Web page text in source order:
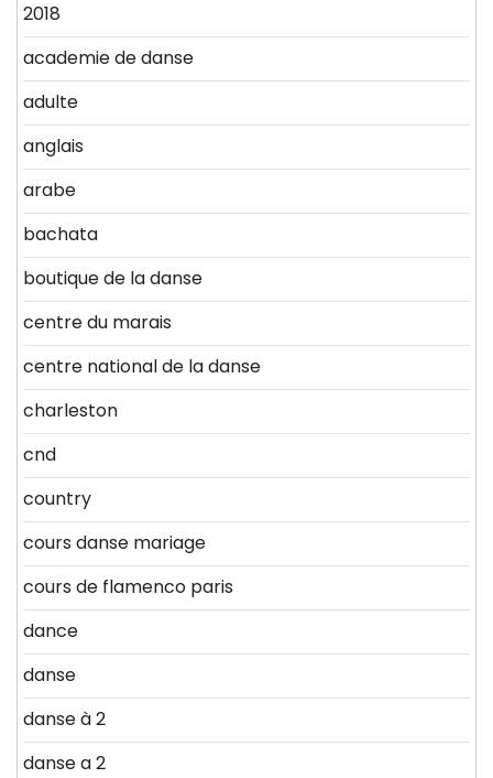
2018
academie de danse
adulte
anglais
arabe
bachata
boutique de la danse
centre du marais
centre national de la danse
charleston
cnd
country
cours danse mariage
cours de flamenco paris
dance
danse
danse à 2
danse a 2